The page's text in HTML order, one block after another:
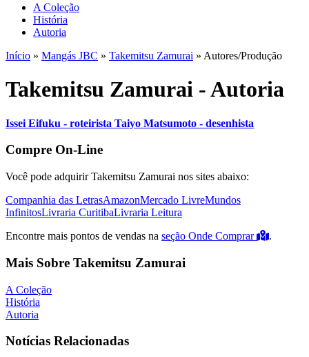
A Coleção
História
Autoria
Início » Mangás JBC » Takemitsu Zamurai » Autores/Produção
Takemitsu Zamurai - Autoria
Issei Eifuku - roteirista Taiyo Matsumoto - desenhista
Compre On-Line
Você pode adquirir Takemitsu Zamurai nos sites abaixo:
Companhia das LetrasAmazonMercado LivreMundos
InfinitosLivraria CuritibaLivraria Leitura
Encontre mais pontos de vendas na seção Onde Comprar .
Mais Sobre Takemitsu Zamurai
A Coleção
História
Autoria
Notícias Relacionadas